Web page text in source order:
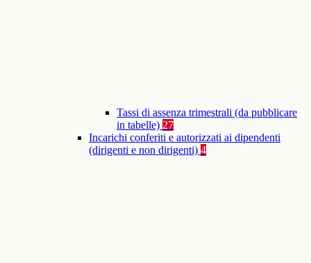
Tassi di assenza trimestrali (da pubblicare
in tabelle) 27
Incarichi conferiti e autorizzati ai dipendenti
(dirigenti e non dirigenti) 4